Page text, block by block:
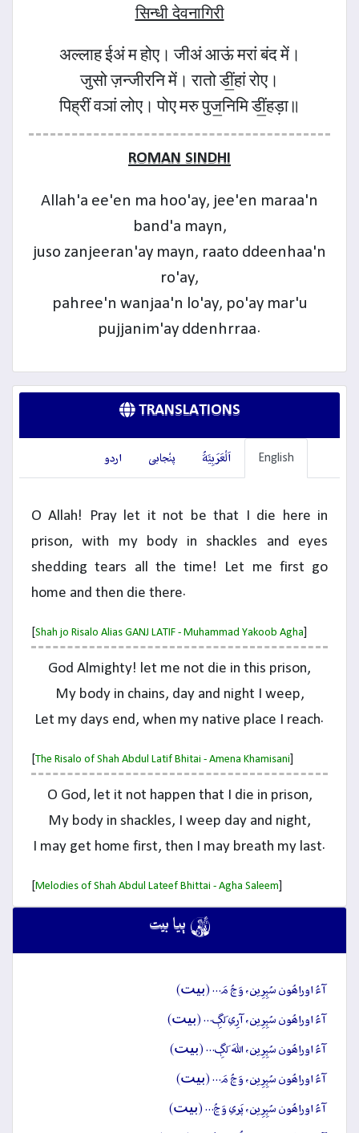
 ٻيا بيت
آءُ اوراھُون سُپِرِين، وَڃُ مَ… (بيت)
آءُ اوراھُون سُپِرِين، آرِي لَڳِ… (بيت)
آءُ اوراھُون سُپِرِين، اللهَ لَڳِ… (بيت)
آءُ اوراھُون سُپِرِين، وَڃُ مَ… (بيت)
آءُ اوراھُون سُپِرِين، پَري وَڃُ… (بيت)
सिन्धी देवनागिरी
अल्लाह ईअं म होए। जीअं आऊं मरां बंद में।
जुसो ज़न्जीरनि में। रातो डीं॒हां रोए।
पिह्रीं वञां लोए। पोए मरु पुज॒निमि डीं॒हड़ा॥
ROMAN SINDHI
Allah'a ee'en ma hoo'ay, jee'en maraa'n
band'a mayn,
juso zanjeeran'ay mayn, raato ddeenhaa'n
ro'ay,
pahree'n wanjaa'n lo'ay, po'ay mar'u
pujjanim'ay ddenhrraa.
TRANSLATIONS
English اَلْعَرَبِيَّةُ پنْجابی اردو
O Allah! Pray let it not be that I die here in
prison, with my body in shackles and eyes
shedding tears all the time! Let me first go
home and then die there.
[Shah jo Risalo Alias GANJ LATIF - Muhammad Yakoob Agha
God Almighty! let me not die in this prison,
My body in chains, day and night I weep,
Let my days end, when my native place I reach.
[The Risalo of Shah Abdul Latif Bhitai - Amena Khamisani
O God, let it not happen that I die in prison,
My body in shackles, I weep day and night,
I may get home first, then I may breath my last.
[Melodies of Shah Abdul Lateef Bhittai - Agha Saleem